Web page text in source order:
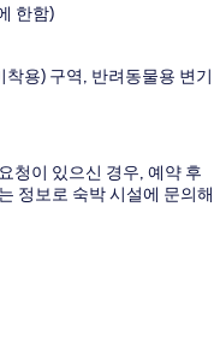
한함)
용) 구역, 반려동물용 변기
청이 있으신 경우, 예약 후
정보로 숙박 시설에 문의해